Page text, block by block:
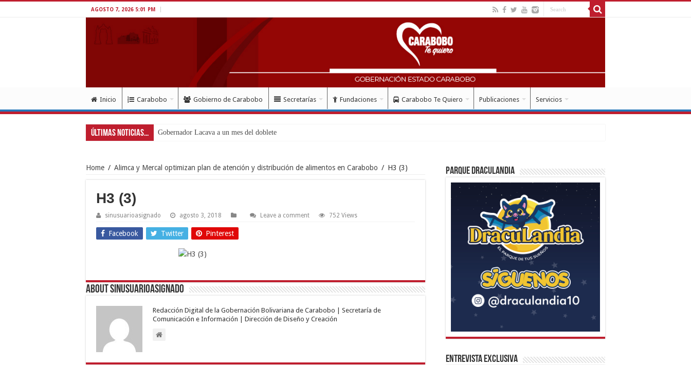
AGOSTO 7, 2026 5:01 PM
Inicio Carabobo Gobierno de Carabobo Secretarías Fundaciones Carabobo Te Quiero Publicaciones Servicios
Últimas Noticias... Gobernador Lacava a un mes del doblete sísmico: “Honro
Home / Alimca y Mercal optimizan plan de atención y distribución de alimentos en Carabobo / H3 (3)
H3 (3)
sinusuarioasignado agosto 3, 2018 Leave a comment 752 Views
Facebook Twitter Pinterest
About sinusuarioasignado
Redacción Digital de la Gobernación Bolivariana de Carabobo | Secretaría de
Comunicación e Información | Dirección de Diseño y Creación
Parque Draculandia
Entrevista Exclusiva